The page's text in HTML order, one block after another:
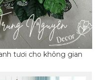
tươi cho không gian